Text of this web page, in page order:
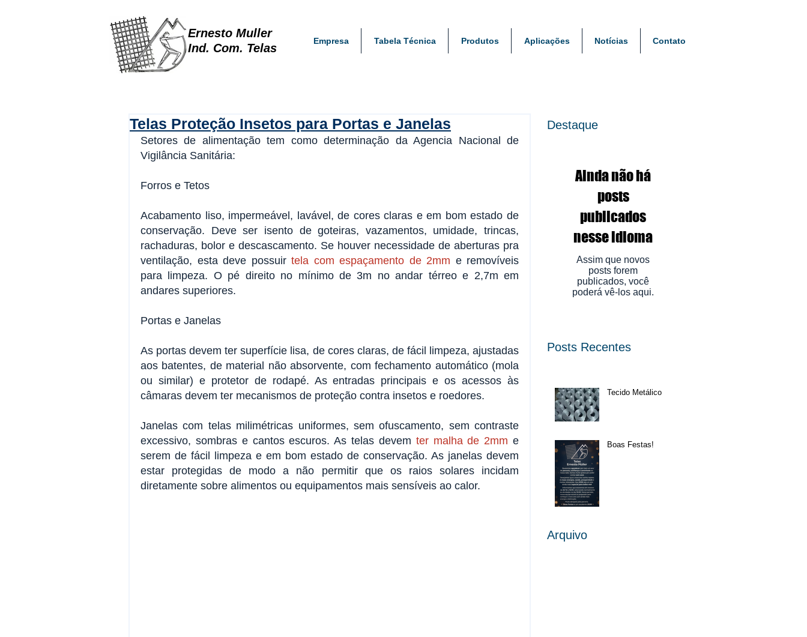
Ernesto Muller
Ind. Com. Telas
Empresa Tabela Técnica Produtos Aplicações Notícias Contato
Telas Proteção Insetos para Portas e Janelas
Setores de alimentação tem como determinação da Agencia Nacional de
Vigilância Sanitária:
Forros e Tetos
Acabamento liso, impermeável, lavável, de cores claras e em bom estado de
conservação. Deve ser isento de goteiras, vazamentos, umidade, trincas,
rachaduras, bolor e descascamento. Se houver necessidade de aberturas pra
ventilação, esta deve possuir tela com espaçamento de 2mm e removíveis
para limpeza. O pé direito no mínimo de 3m no andar térreo e 2,7m em
andares superiores.
Portas e Janelas
As portas devem ter superfície lisa, de cores claras, de fácil limpeza, ajustadas
aos batentes, de material não absorvente, com fechamento automático (mola
ou similar) e protetor de rodapé. As entradas principais e os acessos às
câmaras devem ter mecanismos de proteção contra insetos e roedores.
Janelas com telas milimétricas uniformes, sem ofuscamento, sem contraste
excessivo, sombras e cantos escuros. As telas devem ter malha de 2mm e
serem de fácil limpeza e em bom estado de conservação. As janelas devem
estar protegidas de modo a não permitir que os raios solares incidam
diretamente sobre alimentos ou equipamentos mais sensíveis ao calor.
Destaque
Ainda não há
posts
publicados
nesse idioma
Assim que novos
posts forem
publicados, você
poderá vê-los aqui.
Posts Recentes
Tecido Metálico
Boas Festas!
Arquivo